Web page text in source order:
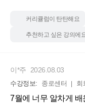
국친구들과 대화다
첫날 수업이 아직도
영어를 재밌게 배울
시다면 와서 들어보
커리큘럼이 탄탄해요
추천하고 싶은 강의에
이*주 2026.08.03
수강정보: 종로센터 회
7월에 너무 알차게